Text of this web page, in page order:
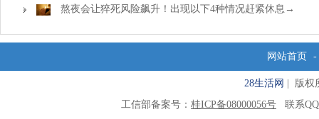
熬夜会让猝死风险飙升！出现以下4种情况赶紧休息→
网站首页 -
28生活网
| 版权
工信部备案号： 桂ICP备08000056号 联系